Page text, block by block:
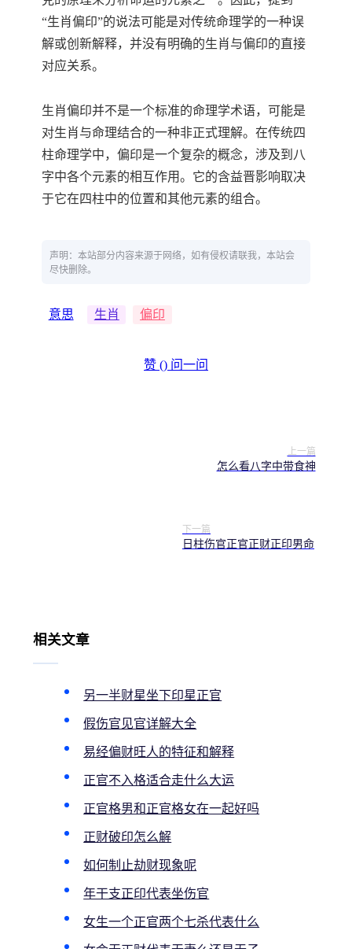
“生肖偏印”的说法可能是对传统命理学的一种误
解或创新解释，并没有明确的生肖与偏印的直接
对应关系。
生肖偏印并不是一个标准的命理学术语，可能是
对生肖与命理结合的一种非正式理解。在传统四
柱命理学中，偏印是一个复杂的概念，涉及到八
字中各个元素的相互作用。它的含益晋影响取决
于它在四柱中的位置和其他元素的组合。
声明：本站部分内容来源于网络，如有侵权请联我，本站会
尽快删除。
意思 生肖 偏印
赞 () 问一问
上一篇
怎么看八字中带食神
下一篇
日柱伤官正官正财正印男命
相关文章
另一半财星坐下印星正官
假伤官见官详解大全
易经偏财旺人的特征和解释
正官不入格适合走什么大运
正官格男和正官格女在一起好吗
正财破印怎么解
如何制止劫财现象呢
年干支正印代表坐伤官
女生一个正官两个七杀代表什么